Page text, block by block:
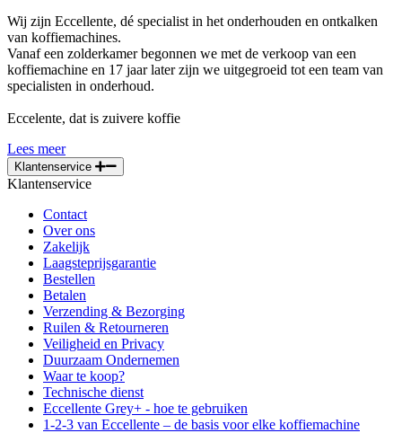
Wij zijn Eccellente, dé specialist in het onderhouden en ontkalken
van koffiemachines.
Vanaf een zolderkamer begonnen we met de verkoop van een
koffiemachine en 17 jaar later zijn we uitgegroeid tot een team van
specialisten in onderhoud.
Eccelente, dat is zuivere koffie
Lees meer
Klantenservice
Klantenservice
Contact
Over ons
Zakelijk
Laagsteprijsgarantie
Bestellen
Betalen
Verzending & Bezorging
Ruilen & Retourneren
Veiligheid en Privacy
Duurzaam Ondernemen
Waar te koop?
Technische dienst
Eccellente Grey+ - hoe te gebruiken
1-2-3 van Eccellente – de basis voor elke koffiemachine